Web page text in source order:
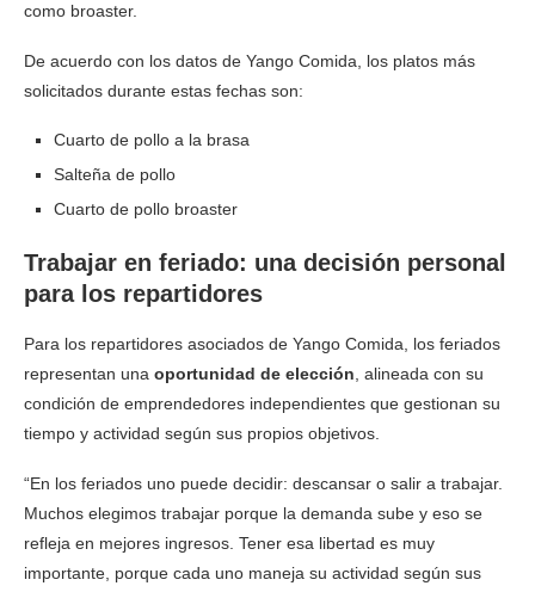
como broaster.
De acuerdo con los datos de Yango Comida, los platos más
solicitados durante estas fechas son:
Cuarto de pollo a la brasa
Salteña de pollo
Cuarto de pollo broaster
Trabajar en feriado: una decisión personal
para los repartidores
Para los repartidores asociados de Yango Comida, los feriados
representan una oportunidad de elección , alineada con su
condición de emprendedores independientes que gestionan su
tiempo y actividad según sus propios objetivos.
“En los feriados uno puede decidir: descansar o salir a trabajar.
Muchos elegimos trabajar porque la demanda sube y eso se
refleja en mejores ingresos. Tener esa libertad es muy
importante, porque cada uno maneja su actividad según sus